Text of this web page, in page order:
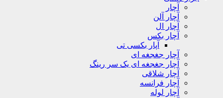
آچار
آچار آلن
آچار ال
آچار بکس
آپار بکسی تی
آچار جغجغه ای
آچار جغجغه ای یک سر رینگ
آچار شلاقی
آچار فرانسه
آچار لوله